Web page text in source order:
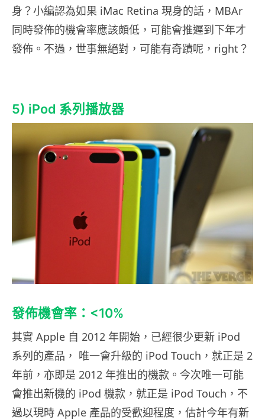
身？小編認為如果 iMac Retina 現身的話，MBAr
同時發佈的機會率應該頗低，可能會推遲到下年才
發佈。不過，世事無絕對，可能有奇蹟呢，right？
5) iPod 系列播放器
發佈機會率：<10%
其實 Apple 自 2012 年開始，已經很少更新 iPod
系列的產品， 唯一會升級的 iPod Touch，就正是 2
年前，亦即是 2012 年推出的機款。今次唯一可能
會推出新機的 iPod 機款，就正是 iPod Touch，不
過以現時 Apple 產品的受歡迎程度，估計今年有新